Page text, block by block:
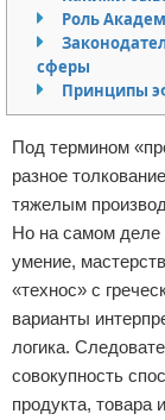
Начало
Обзоры услуг
Менеджмент
Отказ от
Роль
сферы
Принципы
Под термином
разное
тяжелым
Но на самом деле
умение,
«технос» с
варианты
логика.
совокупность
продукта, товара